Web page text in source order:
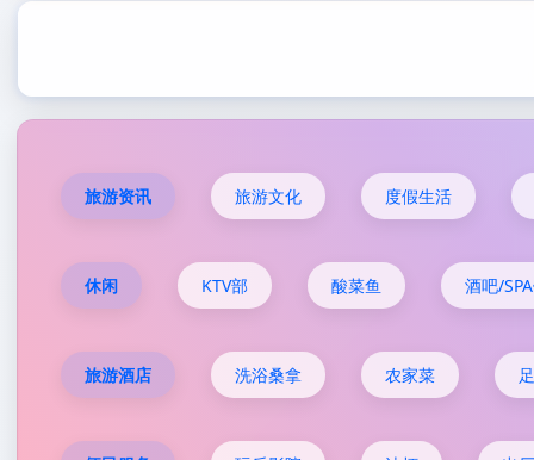
旅游资讯 旅游文化 度假生活
休闲 KTV部 酸菜鱼 酒吧/
旅游酒店 洗浴桑拿 农家菜